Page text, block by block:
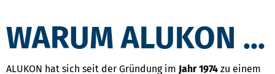
WARUM ALUKON ...
ALUKON hat sich seit der Gründung im Jahr 1974 zu einem